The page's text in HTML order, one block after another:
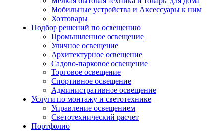
Мобильные устройства и Аксессуары к ним
Хозтовары
Подбор решений по освещению
Промышленное освещение
Уличное освещение
Архитектурное освещение
Садово-парковое освещение
Торговое освещение
Спортивное освещение
Административное освещение
Услуги по монтажу и светотехнике
Управление освещением
Светотехнический расчет
Портфолио